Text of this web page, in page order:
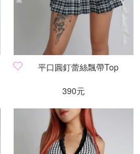
平口圓釘蕾絲飄帶Top
390元